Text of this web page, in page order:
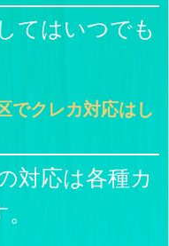
てはいつでも
でクレカ対応はし
対応は各種カ